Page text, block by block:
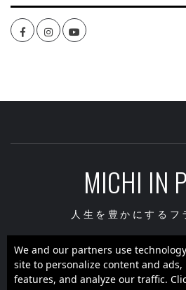
FacebookInstagramyoutube
MICHI IN
人生を豊かにするフ
Facebook
We and our partners use
site to personalize content and
features, and analyze our traffic.